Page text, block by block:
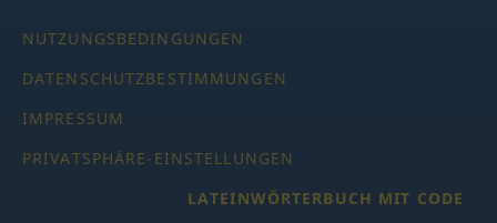
NUTZUNGSBEDINGUNGEN
DATENSCHUTZBESTIMMUNGEN
IMPRESSUM
PRIVATSPHÄRE-EINSTELLUNGEN
LATEINWÖRTERBUCH MIT CODE